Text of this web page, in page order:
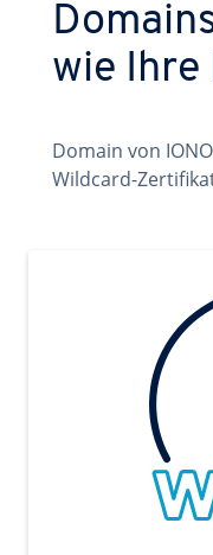
wie Ihre
Domain von
Wildcard-